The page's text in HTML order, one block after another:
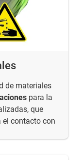
de materiales
para la
que
el contacto con